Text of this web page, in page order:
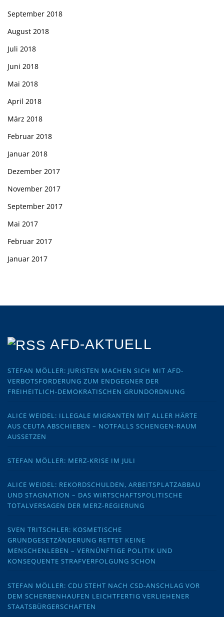
September 2018
August 2018
Juli 2018
Juni 2018
Mai 2018
April 2018
März 2018
Februar 2018
Januar 2018
Dezember 2017
November 2017
September 2017
Mai 2017
Februar 2017
Januar 2017
AFD-AKTUELL
STEFAN MÖLLER: JURISTEN MACHEN SICH MIT AFD-
VERBOTSFORDERUNG ZUM ENDGEGNER DER
FREIHEITLICH-DEMOKRATISCHEN GRUNDORDNUNG
ALICE WEIDEL: ILLEGALE MIGRANTEN MIT ALLER HÄRTE
AUS CEUTA ABSCHIEBEN – NOTFALLS SCHENGEN-RAUM
AUSSETZEN
STEFAN MÖLLER: MERZ-KRISE IM JULI
ALICE WEIDEL: REKORDSCHULDEN, ARBEITSPLATZABBAU
UND STAGNATION – DAS WIRTSCHAFTSPOLITISCHE
TOTALVERSAGEN DER MERZ-REGIERUNG
SVEN TRITSCHLER: KOSMETISCHE
GRUNDGESETZÄNDERUNG RETTET KEINE
MENSCHENLEBEN – VERNÜNFTIGE POLITIK UND
KONSEQUENTE STRAFVERFOLGUNG SCHON
STEFAN MÖLLER: CDU STEHT NACH CSD-ANSCHLAG VOR
DEM SCHERBENHAUFEN LEICHTFERTIG VERLIEHENER
STAATSBÜRGERSCHAFTEN